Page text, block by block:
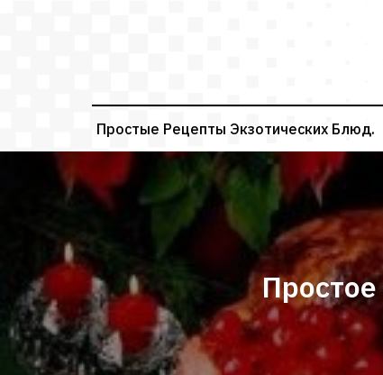
Простые Рецепты Экзотических Блюд.